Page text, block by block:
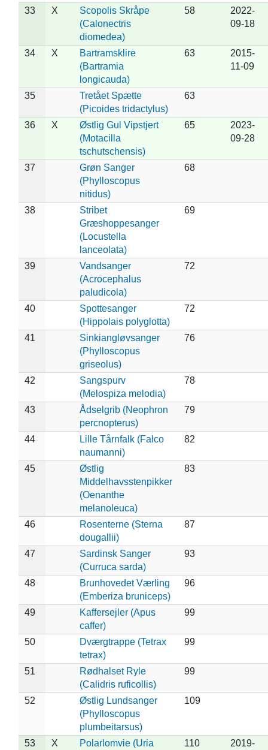
33 X
Scopolis Skråpe
(Calonectris
diomedea)
58
2022-
09-18
34 X
Bartramsklire
(Bartramia
longicauda)
63
2015-
11-09
35
Tretået Spætte
(Picoides tridactylus)
63
36 X
Østlig Gul Vipstjert
(Motacilla
tschutschensis)
65
2023-
09-28
37
Grøn Sanger
(Phylloscopus
nitidus)
68
38
Stribet
Græshoppesanger
(Locustella
lanceolata)
69
39
Vandsanger
(Acrocephalus
paludicola)
72
40
Spottesanger
(Hippolais polyglotta)
72
41
Sinkiangløvsanger
(Phylloscopus
griseolus)
76
42
Sangspurv
(Melospiza melodia)
78
43
Ådselgrib (Neophron
percnopterus)
79
44
Lille Tårnfalk (Falco
naumanni)
82
45
Østlig
Middelhavsstenpikker
(Oenanthe
melanoleuca)
83
46
Rosenterne (Sterna
dougallii)
87
47
Sardinsk Sanger
(Curruca sarda)
93
48
Brunhovedet Værling
(Emberiza bruniceps)
96
49
Kaffersejler (Apus
caffer)
99
50
Dværgtrappe (Tetrax
tetrax)
99
51
Rødhalset Ryle
(Calidris ruficollis)
99
52
Østlig Lundsanger
(Phylloscopus
plumbeitarsus)
109
53 X
Polarlomvie (Uria
110
2019-